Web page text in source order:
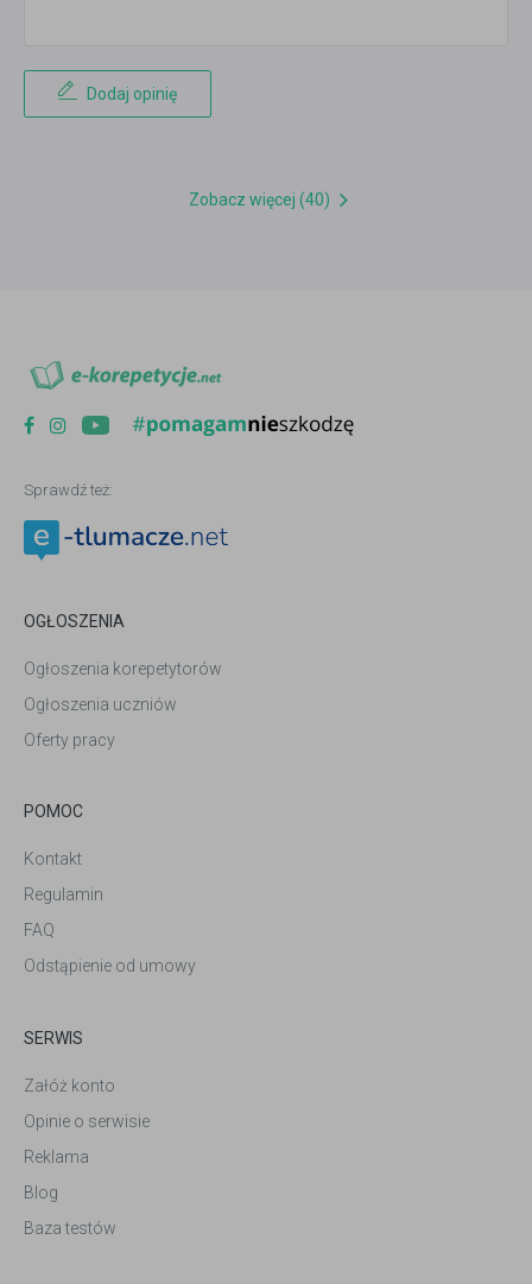
Dodaj opinię
Zobacz więcej (40)
Sprawdź też:
OGŁOSZENIA
Ogłoszenia korepetytorów
Ogłoszenia uczniów
Oferty pracy
POMOC
Kontakt
Regulamin
FAQ
Odstąpienie od umowy
SERWIS
Załóż konto
Opinie o serwisie
Reklama
Blog
Baza testów